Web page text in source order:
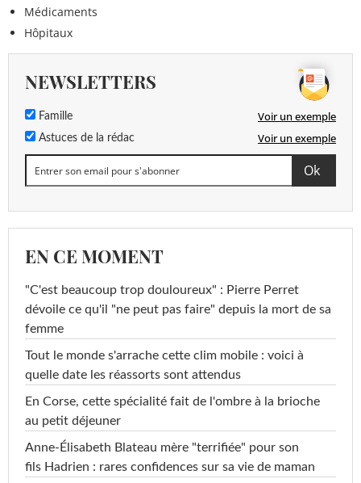
Médicaments
Hôpitaux
NEWSLETTERS
Famille Voir un exemple
Astuces de la rédac Voir un exemple
EN CE MOMENT
"C'est beaucoup trop douloureux" : Pierre Perret
dévoile ce qu'il "ne peut pas faire" depuis la mort de sa
femme
Tout le monde s'arrache cette clim mobile : voici à
quelle date les réassorts sont attendus
En Corse, cette spécialité fait de l'ombre à la brioche
au petit déjeuner
Anne-Élisabeth Blateau mère "terrifiée" pour son
fils Hadrien : rares confidences sur sa vie de maman